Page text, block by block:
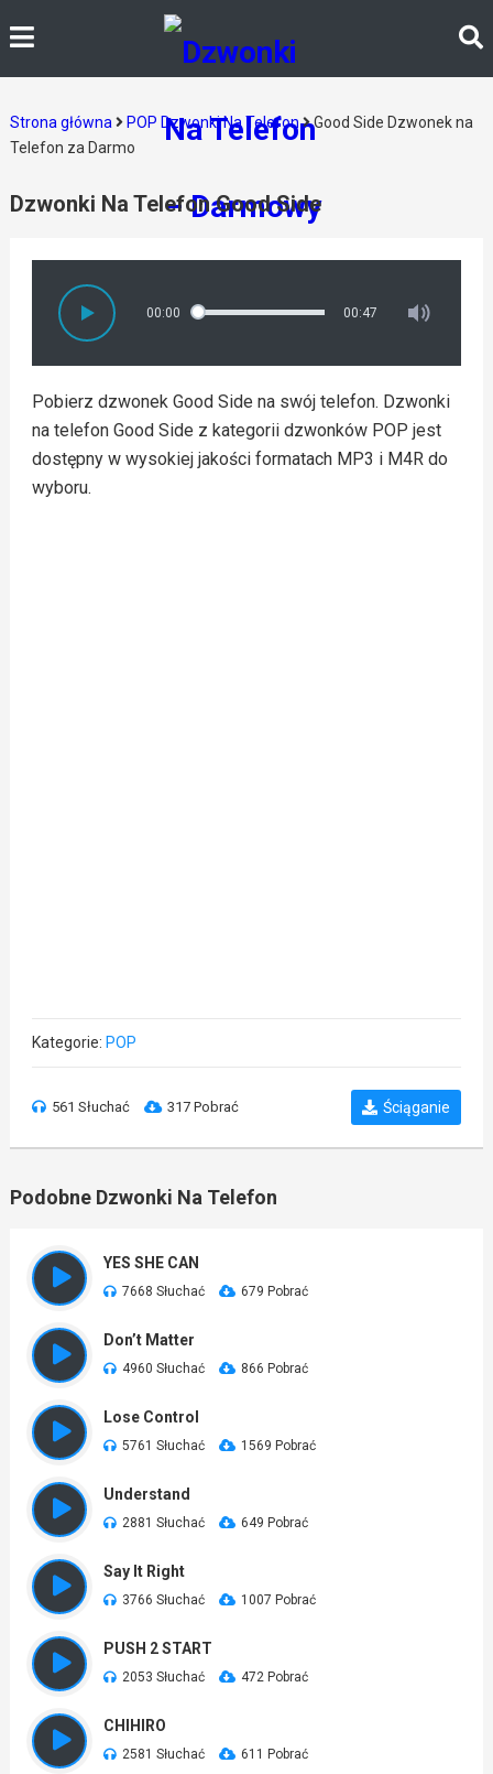
Strona główna POP Dzwonki Na Telefon
Good Side Dzwonek na
Telefon za Darmo
Dzwonki Na Telefon Good Side
00:00 00:47
Pobierz dzwonek Good Side na swój telefon. Dzwonki
na telefon Good Side z kategorii dzwonków POP jest
dostępny w wysokiej jakości formatach MP3 i M4R do
wyboru.
Kategorie: POP
561 Słuchać 317 Pobrać Ściąganie
Podobne Dzwonki Na Telefon
YES SHE CAN
7668 Słuchać 679 Pobrać
Don’t Matter
4960 Słuchać 866 Pobrać
Lose Control
5761 Słuchać 1569 Pobrać
Understand
2881 Słuchać 649 Pobrać
Say It Right
3766 Słuchać 1007 Pobrać
PUSH 2 START
2053 Słuchać 472 Pobrać
CHIHIRO
2581 Słuchać 611 Pobrać